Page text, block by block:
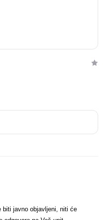
biti javno objavljeni, niti će
Resnik